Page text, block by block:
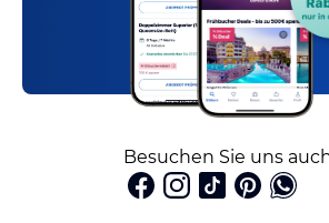
Besuchen Sie uns